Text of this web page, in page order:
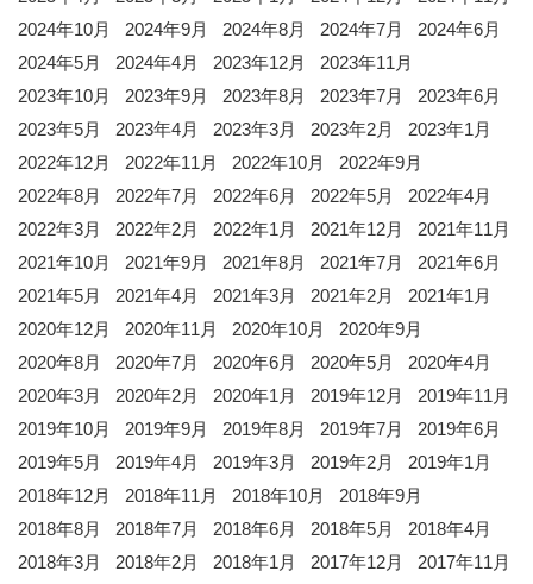
2024年10月
2024年9月 2024年8月 2024年7月
2024年6月
2024年5月
2024年4月 2023年12月
2023年11月
2023年10月
2023年9月 2023年8月 2023年7月
2023年6月
2023年5月
2023年4月 2023年3月 2023年2月
2023年1月
2022年12月
2022年11月 2022年10月
2022年9月
2022年8月
2022年7月 2022年6月 2022年5月
2022年4月
2022年3月
2022年2月 2022年1月 2021年12月
2021年11月
2021年10月
2021年9月 2021年8月 2021年7月
2021年6月
2021年5月
2021年4月 2021年3月 2021年2月
2021年1月
2020年12月
2020年11月 2020年10月
2020年9月
2020年8月
2020年7月 2020年6月 2020年5月
2020年4月
2020年3月
2020年2月 2020年1月 2019年12月
2019年11月
2019年10月
2019年9月 2019年8月 2019年7月
2019年6月
2019年5月
2019年4月 2019年3月 2019年2月
2019年1月
2018年12月
2018年11月 2018年10月
2018年9月
2018年8月
2018年7月 2018年6月 2018年5月
2018年4月
2018年3月
2018年2月 2018年1月 2017年12月
2017年11月